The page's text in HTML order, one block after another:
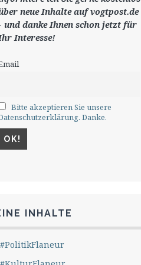
ber neue Inhalte auf vogtpost.de
und danke Ihnen schon jetzt für
Interesse!
Bitte akzeptieren Sie unsere
Danke.
INHALTE
#PolitikFlaneur